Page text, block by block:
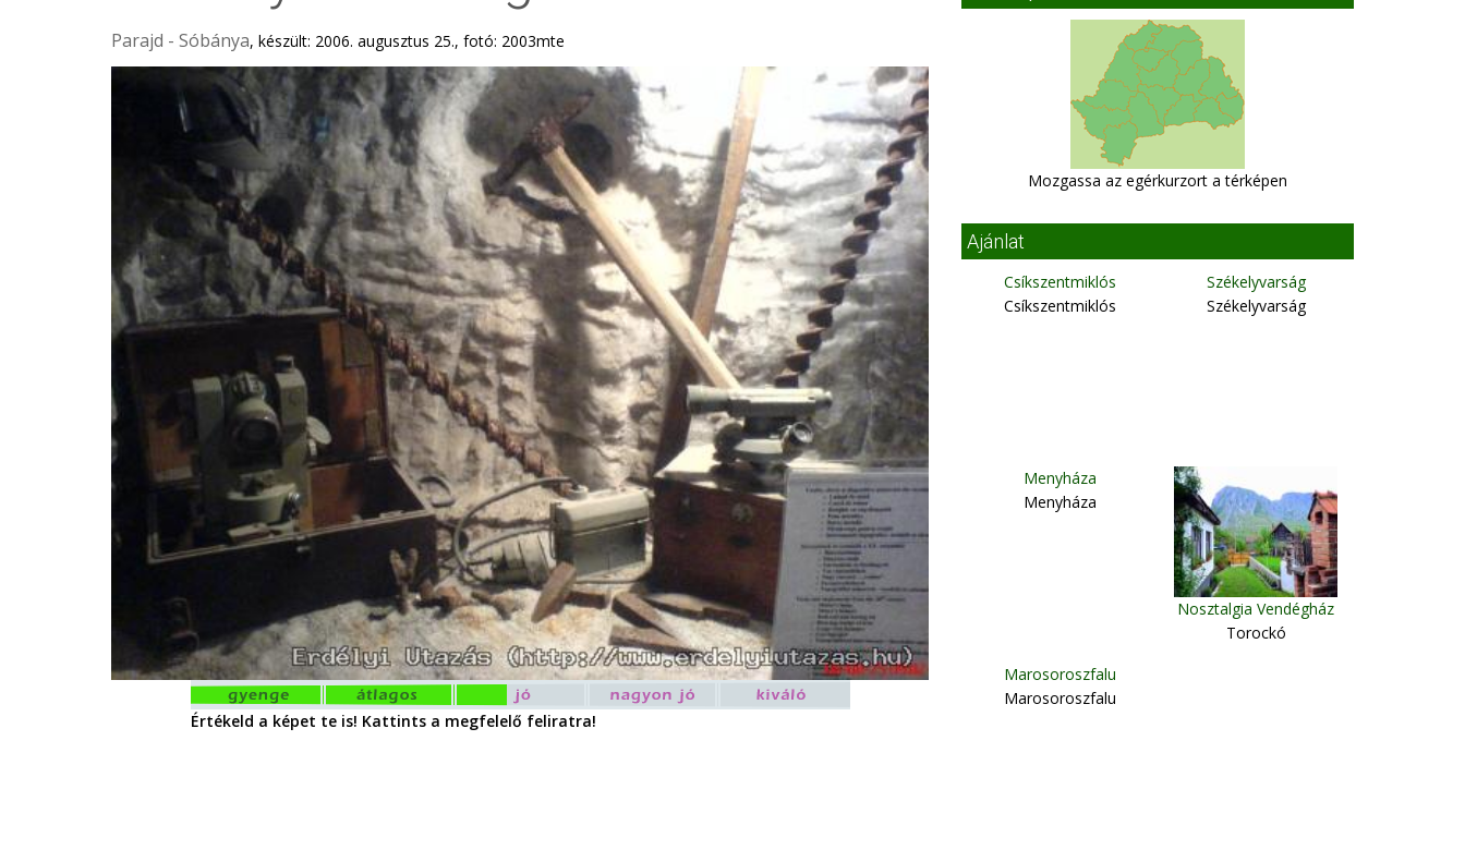
Parajd - Sóbánya, készült: 2006. augusztus 25., fotó: 2003mte
Értékeld a képet te is! Kattints a megfelelő feliratra!
Mozgassa az egérkurzort a térképen
Ajánlat
Csíkszentmiklós
Csíkszentmiklós
Székelyvarság
Székelyvarság
Menyháza
Menyháza
Nosztalgia Vendégház
Torockó
Marosoroszfalu
Marosoroszfalu